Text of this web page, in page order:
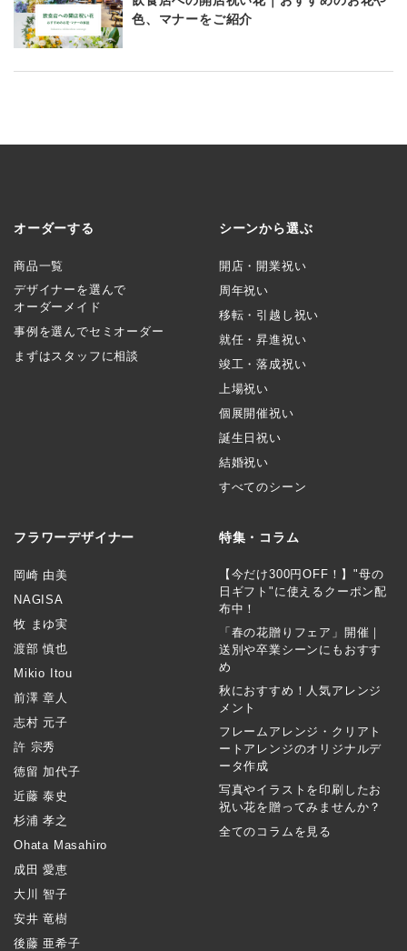
色、マナーをご紹介
オーダーする
商品一覧
デザイナーを選んで
オーダーメイド
事例を選んでセミオーダー
まずはスタッフに相談
シーンから選ぶ
開店・開業祝い
周年祝い
移転・引越し祝い
就任・昇進祝い
竣工・落成祝い
上場祝い
個展開催祝い
誕生日祝い
結婚祝い
すべてのシーン
フラワーデザイナー
岡崎 由美
NAGISA
牧 まゆ実
渡部 慎也
Mikio Itou
前澤 章人
志村 元子
許 宗秀
徳留 加代子
近藤 泰史
杉浦 孝之
Ohata Masahiro
成田 愛恵
大川 智子
安井 竜樹
後藤 亜希子
特集・コラム
【今だけ300円OFF！】"母の
日ギフト"に使えるクーポン配
布中！
「春の花贈りフェア」開催｜
送別や卒業シーンにもおすす
め
秋におすすめ！人気アレンジ
メント
フレームアレンジ・クリアト
ートアレンジのオリジナルデ
ータ作成
写真やイラストを印刷したお
祝い花を贈ってみませんか？
全てのコラムを見る